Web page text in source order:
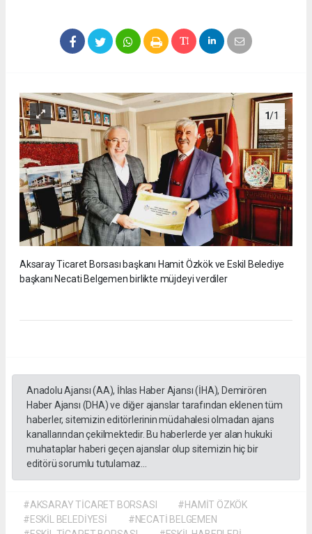
1/1
Aksaray Ticaret Borsası başkanı Hamit Özkök ve Eskil Belediye
başkanı Necati Belgemen birlikte müjdeyi verdiler
Anadolu Ajansı (AA), İhlas Haber Ajansı (İHA), Demirören
Haber Ajansı (DHA) ve diğer ajanslar tarafından eklenen tüm
haberler, sitemizin editörlerinin müdahalesi olmadan ajans
kanallarından çekilmektedir. Bu haberlerde yer alan hukuki
muhataplar haberi geçen ajanslar olup sitemizin hiç bir
editörü sorumlu tutulamaz...
#AKSARAY TİCARET BORSASI
#HAMİT ÖZKÖK
#ESKİL BELEDİYESİ
#NECATİ BELGEMEN